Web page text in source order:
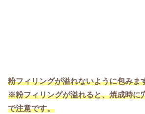
粉フィリングが溢れないように包みま
※粉フィリングが溢れると、焼成時に
で注意です。